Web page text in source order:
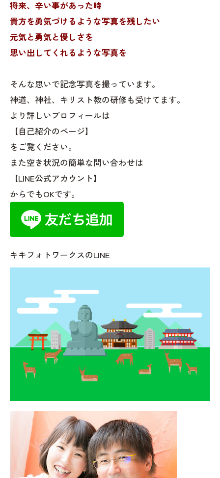
将来、辛い事があった時
貴方を勇気づけるような写真を残したい
元気と勇気と優しさを
思い出してくれるような写真を
そんな思いで記念写真を撮っています。
神道、神社、キリスト教の研修も受けてます。
より詳しいプロフィールは
【自己紹介のページ】
をご覧ください。
また空き状況の簡単な問い合わせは
【LINE公式アカウント】
からでもOKです。
キキフォトワークスのLINE